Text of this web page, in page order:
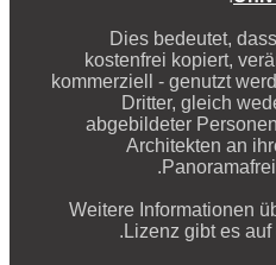
Dies bedeutet,
kostenfrei kopiert,
kommerziell - genutzt
Dritter, gleich
abgebildeter
Architekten an
Weitere Informationen
Lizenz gibt es auf
.